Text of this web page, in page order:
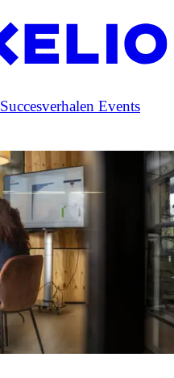
Succesverhalen Events